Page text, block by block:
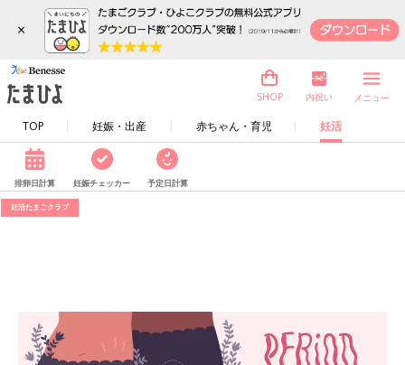
×
TOP 妊娠・出産 赤ちゃん・育児 妊活
SHOP 内祝い メニュー
排卵日計算 妊娠チェッカー 予定日計算
妊活たまごクラブ